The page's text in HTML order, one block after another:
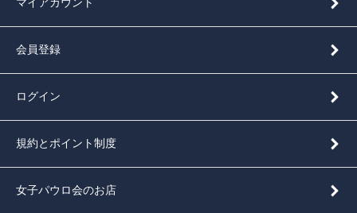
会員登録
ログイン
規約とポイント制度
女子パウロ会のお店